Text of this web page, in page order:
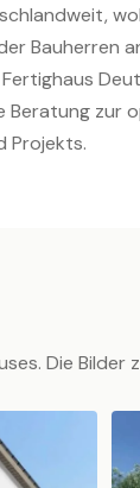
Bauherren
Beratung zur
Projekts.
Die